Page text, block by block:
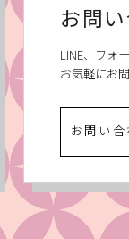
お問
LINE、フォ
お気軽にお
お問い